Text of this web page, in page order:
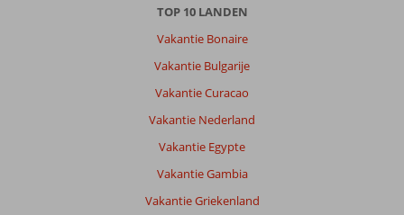
TOP 10 LANDEN
Vakantie Bonaire
Vakantie Bulgarije
Vakantie Curacao
Vakantie Nederland
Vakantie Egypte
Vakantie Gambia
Vakantie Griekenland